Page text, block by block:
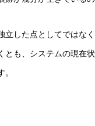
立した点としてではな
とも、システムの現在